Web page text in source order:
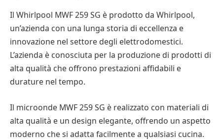
Il Whirlpool MWF 259 SG è prodotto da Whirlpool,
un’azienda con una lunga storia di eccellenza e
innovazione nel settore degli elettrodomestici.
L’azienda è conosciuta per la produzione di prodotti di
alta qualità che offrono prestazioni affidabili e
durature nel tempo.
Il microonde MWF 259 SG è realizzato con materiali di
alta qualità e un design elegante, offrendo un aspetto
moderno che si adatta facilmente a qualsiasi cucina.